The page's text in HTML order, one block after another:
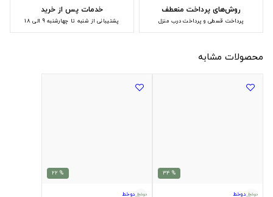
روش‌های پرداخت منعطف
پرداخت قسطی و پرداخت درب منزل
خدمات پس از خرید
پشتیبانی از شنبه تا چهارشنبه 9 الی 18
محصولات مشابه
% 34
دوخط
% 22
دوخط